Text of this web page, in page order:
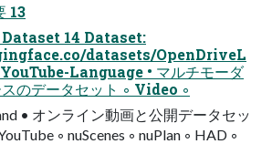
13
14 Dataset:
datasets/OpenDriveL
Language • マルチモーダ
スのデータセット ◦ Video ◦
• オンライン動画と公開データセッ
◦ nuScenes ◦ nuPlan ◦ HAD ◦